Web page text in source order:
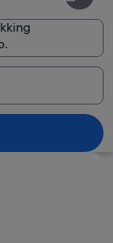
forretningsdistrikt